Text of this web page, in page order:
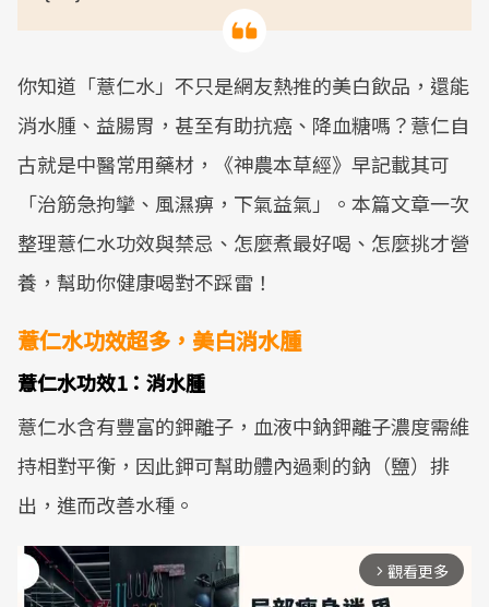
你知道「薏仁水」不只是網友熱推的美白飲品，還能
消水腫、益腸胃，甚至有助抗癌、降血糖嗎？薏仁自
古就是中醫常用藥材，《神農本草經》早記載其可
「治筋急拘攣、風濕痹，下氣益氣」。本篇文章一次
整理薏仁水功效與禁忌、怎麼煮最好喝、怎麼挑才營
養，幫助你健康喝對不踩雷！
薏仁水功效超多，美白消水腫
薏仁水功效1：消水腫
薏仁水含有豐富的鉀離子，血液中鈉鉀離子濃度需維
持相對平衡，因此鉀可幫助體內過剩的鈉（鹽）排
出，進而改善水種。
arrow_forward_ios 觀看更多